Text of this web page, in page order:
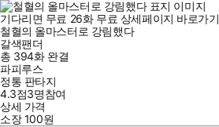
기다리면 무료 26화 무료 상세페이지 바로가기
철혈의 올마스터로 강림했다
갈색팬더
총 394화 완결
파피루스
정통 판타지
4.3점3명참여
상세 가격
소장100원